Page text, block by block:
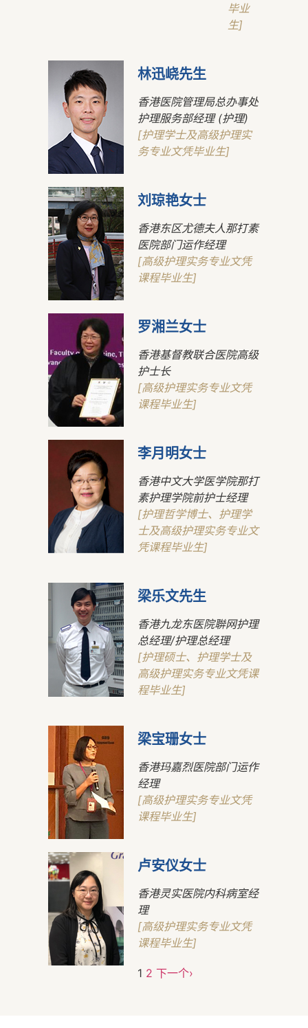
毕业
生]
林迅峣先生
香港医院管理局总办事处
护理服务部经理 (护理)
[护理学士及高级护理实
务专业文凭毕业生]
刘琼艳女士
香港东区尤德夫人那打素
医院部门运作经理
[高级护理实务专业文凭
课程毕业生]
罗湘兰女士
香港基督教联合医院高级
护士长
[高级护理实务专业文凭
课程毕业生]
李月明女士
香港中文大学医学院那打
素护理学院前护士经理
[护理哲学博士、护理学
士及高级护理实务专业文
凭课程毕业生]
梁乐文先生
香港九龙东医院聨网护理
总经理/护理总经理
[护理硕士、护理学士及
高级护理实务专业文凭课
程毕业生]
梁宝珊女士
香港玛嘉烈医院部门运作
经理
[高级护理实务专业文凭
课程毕业生]
卢安仪女士
香港灵实医院内科病室经
理
[高级护理实务专业文凭
课程毕业生]
1 2 下一个›